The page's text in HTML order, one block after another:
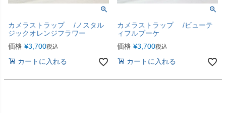
カメラストラップ /ノスタル
ジックオレンジフラワー
価格 ¥3,700税込
カートに入れる
カメラストラップ /ビューテ
ィフルブーケ
価格 ¥3,700税込
カートに入れる